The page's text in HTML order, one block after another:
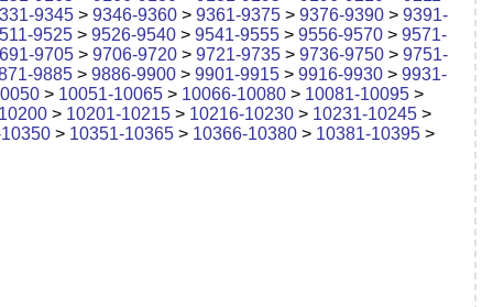
9345 > 9346-9360 > 9361-9375 > 9376-9390 > 9391-
9525 > 9526-9540 > 9541-9555 > 9556-9570 > 9571-
9705 > 9706-9720 > 9721-9735 > 9736-9750 > 9751-
9885 > 9886-9900 > 9901-9915 > 9916-9930 > 9931-
> 10051-10065 > 10066-10080 > 10081-10095 >
> 10201-10215 > 10216-10230 > 10231-10245 >
> 10351-10365 > 10366-10380 > 10381-10395 >